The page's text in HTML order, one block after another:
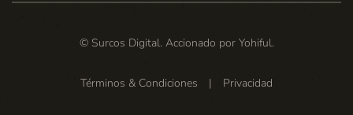
© Surcos Digital. Accionado por Yohiful.
Términos & Condiciones | Privacidad